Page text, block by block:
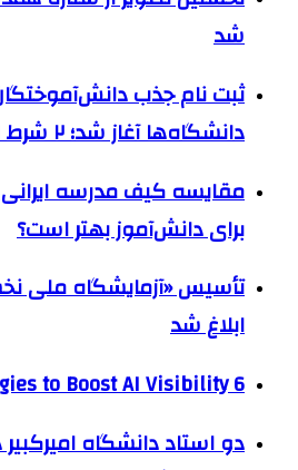
شد
ثبت نام جذب
دانشگاه‌ها آغاز شد؛ ۲ شرط اصلی جذب
مقایسه کیف مدرسه
برای دانش‌آموز بهتر است؟
تأسیس «آزمایشگاه ملی
ابلاغ شد
6 Digital PR Strategies to Boost AI Visibility
دو استاد دانشگاه